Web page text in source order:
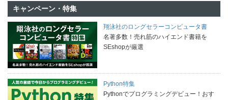
キャンペーン・特集
翔泳社のロングセラーコンピュータ書
名著多数！売れ筋のハイエンド書籍を
SEshopが厳選
Python特集
Pythonでプログラミングデビュー！おす